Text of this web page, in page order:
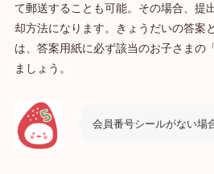
て郵送することも可能。その場合、提
却方法になります。きょうだいの答案
は、答案用紙に必ず該当のお子さまの
ましょう。
会員番号シールがない場